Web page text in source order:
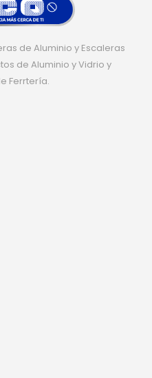
de Aluminio y Escaleras
de Aluminio y Vidrio y
Ferrtería.